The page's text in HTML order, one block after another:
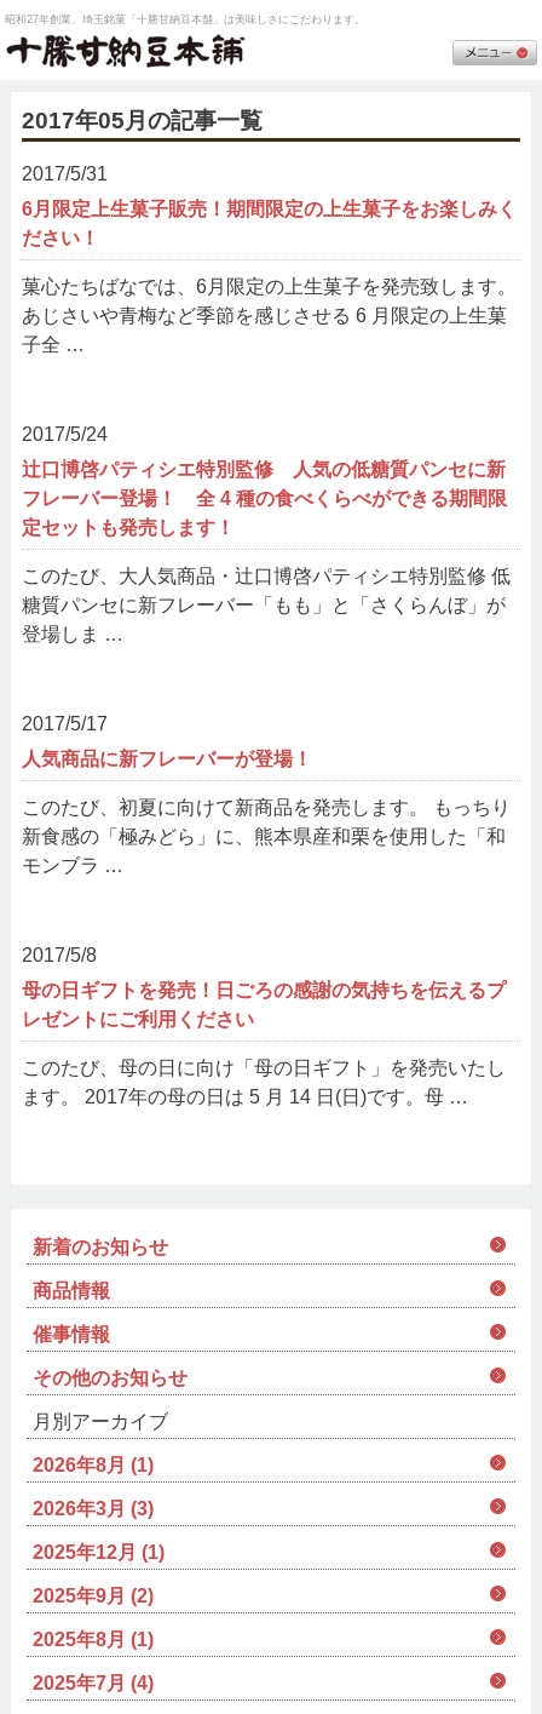
昭和27年創業、埼玉銘菓「十勝甘納豆本舗」は美味しさにこだわります。
2017年05月の記事一覧
2017/5/31
6月限定上生菓子販売！期間限定の上生菓子をお楽しみく
ださい！
菓心たちばなでは、6月限定の上生菓子を発売致します。
あじさいや青梅など季節を感じさせる 6 月限定の上生菓
子全 …
2017/5/24
辻口博啓パティシエ特別監修 人気の低糖質パンセに新
フレーバー登場！ 全 4 種の食べくらべができる期間限
定セットも発売します！
このたび、大人気商品・辻口博啓パティシエ特別監修 低
糖質パンセに新フレーバー「もも」と「さくらんぼ」が
登場しま …
2017/5/17
人気商品に新フレーバーが登場！
このたび、初夏に向けて新商品を発売します。 もっちり
新食感の「極みどら」に、熊本県産和栗を使用した「和
モンブラ …
2017/5/8
母の日ギフトを発売！日ごろの感謝の気持ちを伝えるプ
レゼントにご利用ください
このたび、母の日に向け「母の日ギフト」を発売いたし
ます。 2017年の母の日は 5 月 14 日(日)です。母 …
新着のお知らせ
商品情報
催事情報
その他のお知らせ
月別アーカイブ
2026年8月 (1)
2026年3月 (3)
2025年12月 (1)
2025年9月 (2)
2025年8月 (1)
2025年7月 (4)